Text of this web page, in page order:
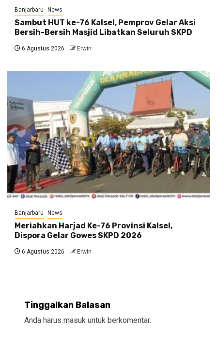
Banjarbaru News
Sambut HUT ke-76 Kalsel, Pemprov Gelar Aksi
Bersih-Bersih Masjid Libatkan Seluruh SKPD
6 Agustus 2026 Erwin
Banjarbaru News
Meriahkan Harjad Ke-76 Provinsi Kalsel,
Dispora Gelar Gowes SKPD 2026
6 Agustus 2026 Erwin
Tinggalkan Balasan
Anda harus masuk untuk berkomentar.